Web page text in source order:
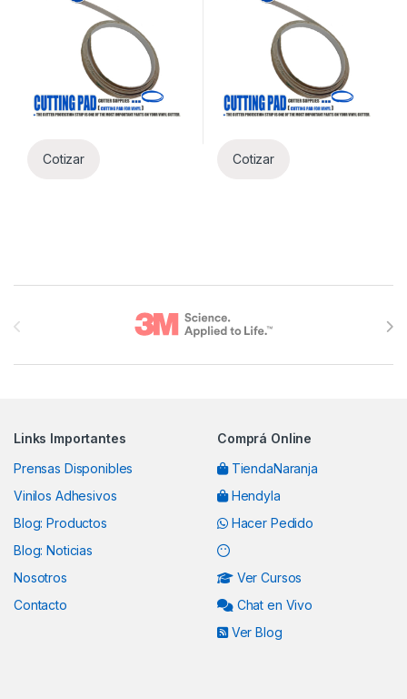
Cotizar Cotizar
Links Importantes
Prensas Disponibles
Vinilos Adhesivos
Blog: Productos
Blog: Noticias
Nosotros
Contacto
Comprá Online
TiendaNaranja
Hendyla
Hacer Pedido
Ver Cursos
Chat en Vivo
Ver Blog